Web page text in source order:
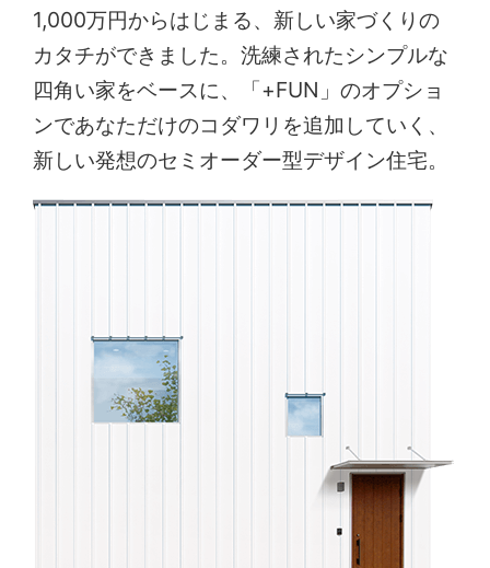
1,000万円からはじまる、新しい家づくりの
カタチができました。洗練されたシンプルな
四角い家をベースに、「+FUN」のオプショ
ンであなただけのコダワリを追加していく、
新しい発想のセミオーダー型デザイン住宅。